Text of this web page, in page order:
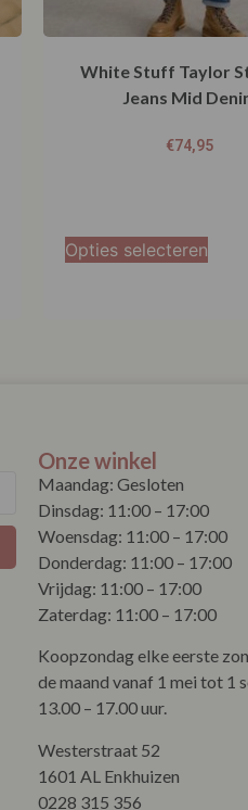
White Stuff Taylor
Jeans Mid
€74,95
Opties selecteren
Onze winkel
Maandag: Gesloten
Dinsdag: 11:00 – 17:00
Woensdag: 11:00 – 17:00
Donderdag: 11:00 – 17:00
Vrijdag: 11:00 – 17:00
Zaterdag: 11:00 – 17:00
Koopzondag elke eerste
de maand vanaf 1 mei tot 1
13.00 – 17.00 uur.
Westerstraat 52
1601 AL Enkhuizen
0228 315 356